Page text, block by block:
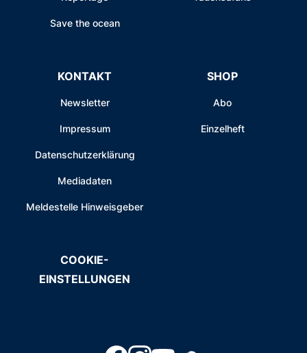
Save the ocean
KONTAKT
Newsletter
Impressum
Datenschutzerklärung
Mediadaten
Meldestelle Hinweisgeber
SHOP
Abo
Einzelheft
COOKIE-
EINSTELLUNGEN